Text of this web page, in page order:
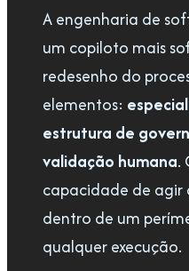
A engenharia de
um copiloto mais
redesenho do
elementos:
estrutura de
validação humana.
capacidade de
dentro de um
qualquer execução.